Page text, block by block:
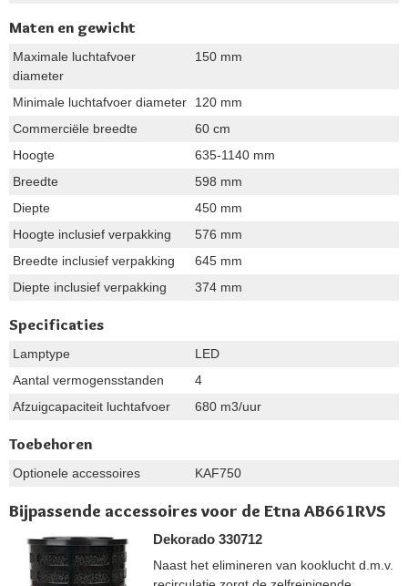
Maten en gewicht
Maximale luchtafvoer
diameter
150 mm
Minimale luchtafvoer diameter
120 mm
Commerciële breedte
60 cm
Hoogte
635-1140 mm
Breedte
598 mm
Diepte
450 mm
Hoogte inclusief verpakking
576 mm
Breedte inclusief verpakking
645 mm
Diepte inclusief verpakking
374 mm
Specificaties
Lamptype
LED
Aantal vermogensstanden
4
Afzuigcapaciteit luchtafvoer
680 m3/uur
Toebehoren
Optionele accessoires KAF750
Bijpassende accessoires voor de Etna AB661RVS
Dekorado 330712
Naast het elimineren van kooklucht d.m.v.